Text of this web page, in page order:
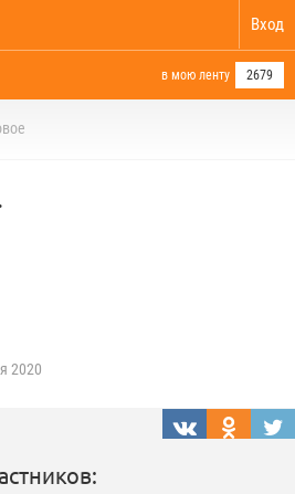
Вход
в мою ленту 2679
2020